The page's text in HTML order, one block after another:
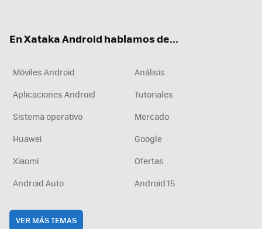
En Xataka Android hablamos de...
Móviles Android
Análisis
Aplicaciones Android
Tutoriales
Sistema operativo
Mercado
Huawei
Google
Xiaomi
Ofertas
Android Auto
Android 15
VER MÁS TEMAS